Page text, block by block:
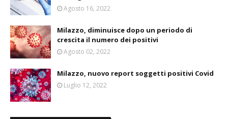
Agosto 16, 2022
Milazzo, diminuisce dopo un periodo di
crescita il numero dei positivi
Agosto 02, 2022
Milazzo, nuovo report soggetti positivi Covid
Luglio 12, 2022